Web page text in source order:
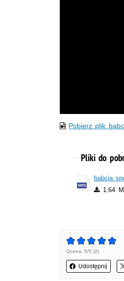
Pobierz plik
Pliki do
babcia
1.64
Ocena: 5/5 (2)
Udostępnij